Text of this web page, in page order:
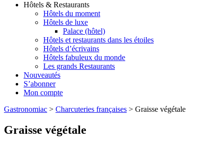
Hôtels & Restaurants
Hôtels du moment
Hôtels de luxe
Palace (hôtel)
Hôtels et restaurants dans les étoiles
Hôtels d’écrivains
Hôtels fabuleux du monde
Les grands Restaurants
Nouveautés
S’abonner
Mon compte
Gastronomiac > Charcuteries françaises > Graisse végétale
Graisse végétale